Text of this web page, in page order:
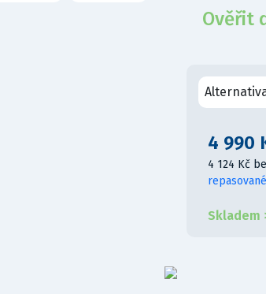
Ověřit
4 990
4 124 Kč
repasované
Skladem